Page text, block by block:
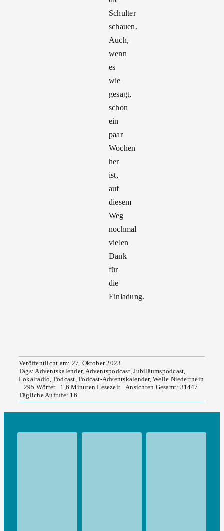
Schulter
schauen.
Auch,
wenn
es
wie
gesagt,
schon
ein
paar
Wochen
her
ist,
auf
diesem
Weg
nochmal
vielen
Dank
für
die
Einladung.
Veröffentlicht am: 27. Oktober 2023
Tags: Adventskalender, Adventspodcast,Jubiläumspodcast
Lokalradio Podcast ,Podcast-Adventskalender,Welle Niederrhein
295 Wörter
1,6 Minuten Lesezeit
Ansichten Gesamt: 31447
Tägliche Aufrufe: 16